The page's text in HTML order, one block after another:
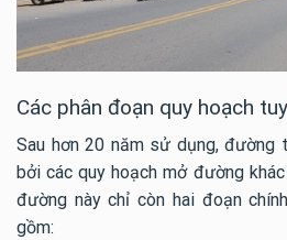
Các phân đoạn quy hoạch
Sau hơn 20 năm sử dụng, đường
bởi các quy hoạch mở đường
đường này chỉ còn hai đoạn
gồm: